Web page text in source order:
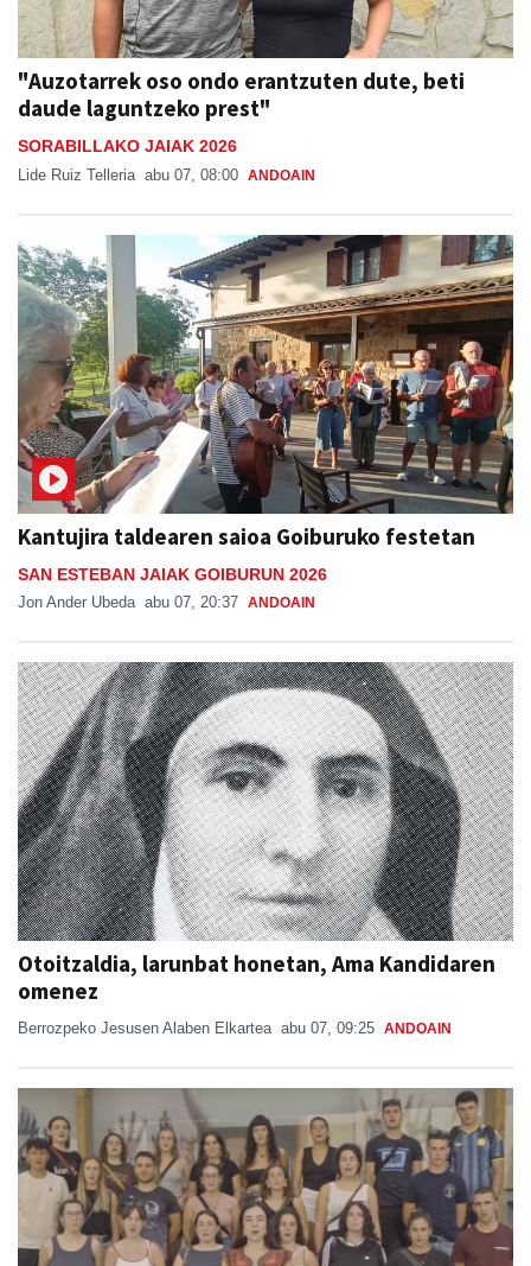
"Auzotarrek oso ondo erantzuten dute, beti
daude laguntzeko prest"
SORABILLAKO JAIAK 2026
Lide Ruiz Telleria abu 07, 08:00 ANDOAIN
Kantujira taldearen saioa Goiburuko festetan
SAN ESTEBAN JAIAK GOIBURUN 2026
Jon Ander Ubeda abu 07, 20:37 ANDOAIN
Otoitzaldia, larunbat honetan, Ama Kandidaren
omenez
Berrozpeko Jesusen Alaben Elkartea abu 07, 09:25 ANDOAIN